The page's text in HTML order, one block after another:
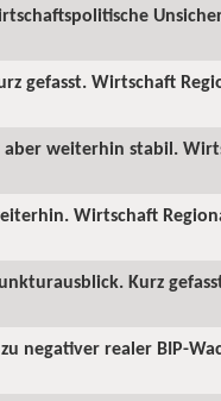
gefasst. Wirtschaft
weiterhin stabil.
Wirtschaft
Kurz
negativer realer BIP-